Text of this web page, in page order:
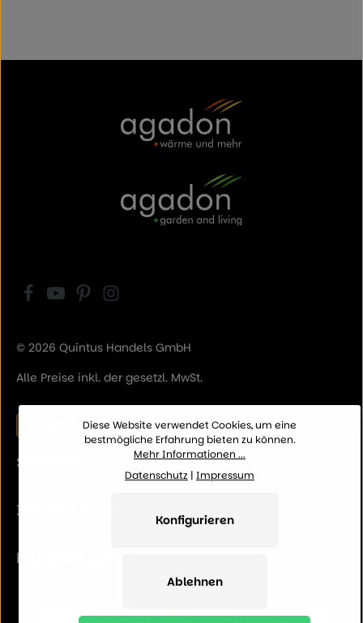
© 2026 Quintus Handels GmbH
Alle Preise inkl. der gesetzl. MwSt.
Vertrag widerrufen
SERVICE
INFORMATION
KATEGORIEN
Diese Website verwendet Cookies, um eine
bestmögliche Erfahrung bieten zu können.
Mehr Informationen ...
Datenschutz | Impressum
Ablehnen
Konfigurieren